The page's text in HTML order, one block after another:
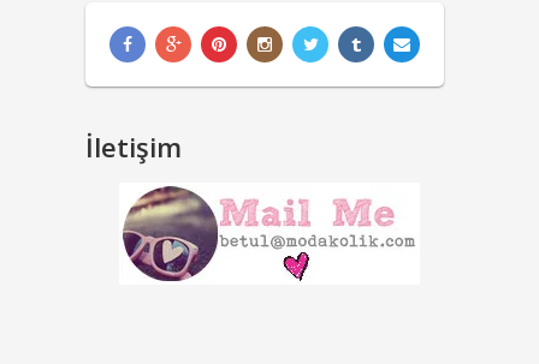
İletişim